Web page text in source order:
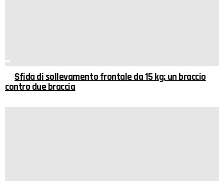
Sfida di sollevamento frontale da 15 kg: un braccio
contro due braccia